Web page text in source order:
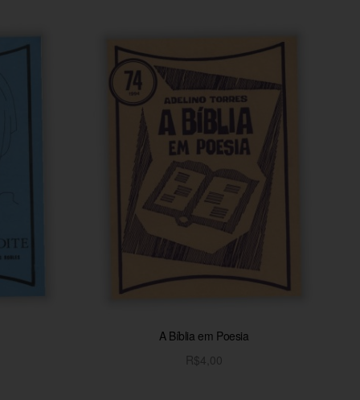
A Bíblia em Poesia
R$4,00